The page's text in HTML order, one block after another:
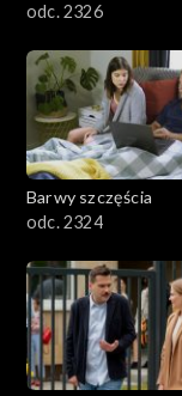
odc. 2326
Barwy szczęścia
odc. 2324